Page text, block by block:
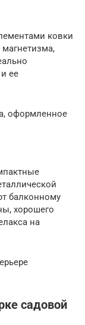
ковки
ее
оформленное
балконному
хорошего
на
садовой